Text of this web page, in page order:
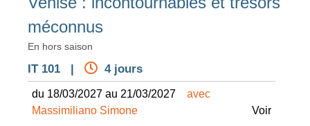
méconnus
En hors saison
IT 101 | 4 jours
du 18/03/2027 au 21/03/2027
avec
Massimiliano Simone
Voir